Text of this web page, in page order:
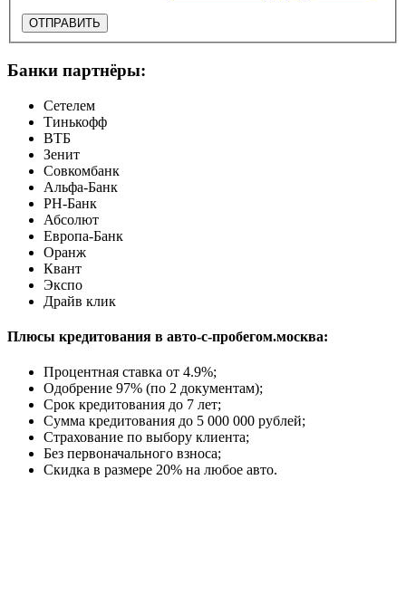
ОТПРАВИТЬ
Банки партнёры:
Сетелем
Тинькофф
ВТБ
Зенит
Совкомбанк
Альфа-Банк
РН-Банк
Абсолют
Европа-Банк
Оранж
Квант
Экспо
Драйв клик
Плюсы кредитования в авто-с-пробегом.москва:
Процентная ставка от 4.9%;
Одобрение 97% (по 2 документам);
Срок кредитования до 7 лет;
Сумма кредитования до 5 000 000 рублей;
Страхование по выбору клиента;
Без первоначального взноса;
Скидка в размере 20% на любое авто.